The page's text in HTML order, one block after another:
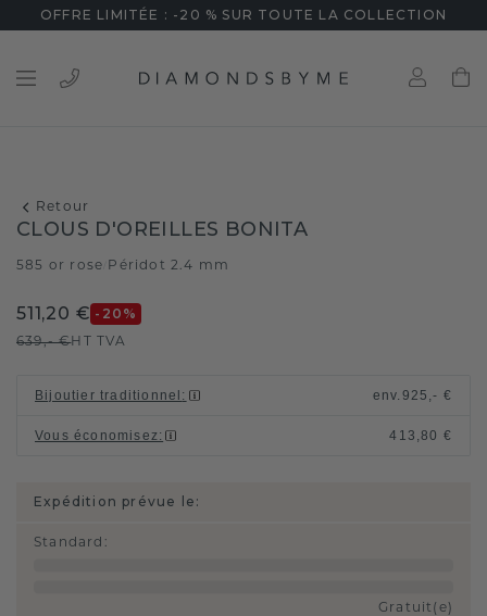
OFFRE LIMITÉE : -20 % SUR TOUTE LA COLLECTION
Retour
CLOUS D'OREILLES BONITA
585 or rose Péridot 2.4 mm
511,20 € -20 %
639,- €HT TVA
Bijoutier traditionnel : env. 925,- €
Vous économisez: 413,80 €
Expédition prévue le:
Standard :
Gratuit(e)